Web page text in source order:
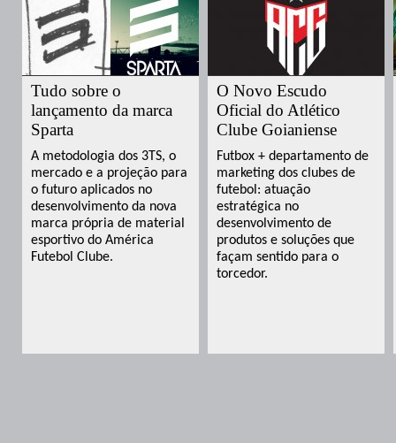
Tudo sobre o
lançamento da marca
Sparta
A metodologia dos 3TS, o
mercado e a projeção para
o futuro aplicados no
desenvolvimento da nova
marca própria de material
esportivo do América
Futebol Clube.
O Novo Escudo
Oficial do Atlético
Clube Goianiense
Futbox + departamento de
marketing dos clubes de
futebol: atuação
estratégica no
desenvolvimento de
produtos e soluções que
façam sentido para o
torcedor.